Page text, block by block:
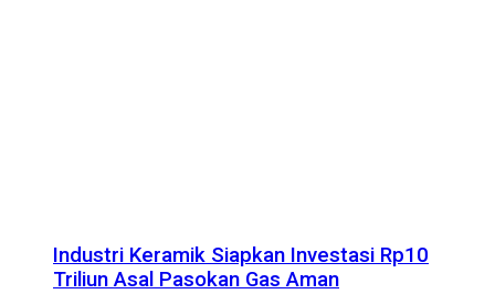
Industri Keramik Siapkan Investasi Rp10
Triliun Asal Pasokan Gas Aman